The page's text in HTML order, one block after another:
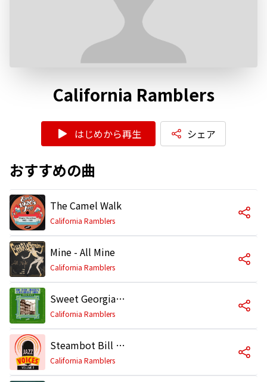
California Ramblers
はじめから再生 シェア
おすすめの曲
The Camel Walk
California Ramblers
Mine - All Mine
California Ramblers
Sweet Georgia Brown
California Ramblers
Steambot Bill (Trad)
California Ramblers